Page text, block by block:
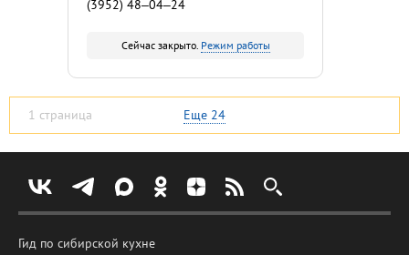
(3952) 48‒04‒24
Сейчас закрыто. Режим работы
1 страница Еще 24
Гид по сибирской кухне